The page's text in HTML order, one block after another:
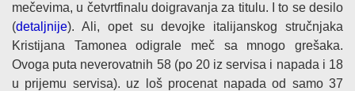
mečevima, u četvrtfinalu doigravanja za titulu. I to se desilo
(detaljnije). Ali, opet su devojke italijanskog stručnjaka
Kristijana Tamonea odigrale meč sa mnogo grešaka.
Ovoga puta neverovatnih 58 (po 20 iz servisa i napada i 18
u prijemu servisa). uz loš procenat napada od samo 37